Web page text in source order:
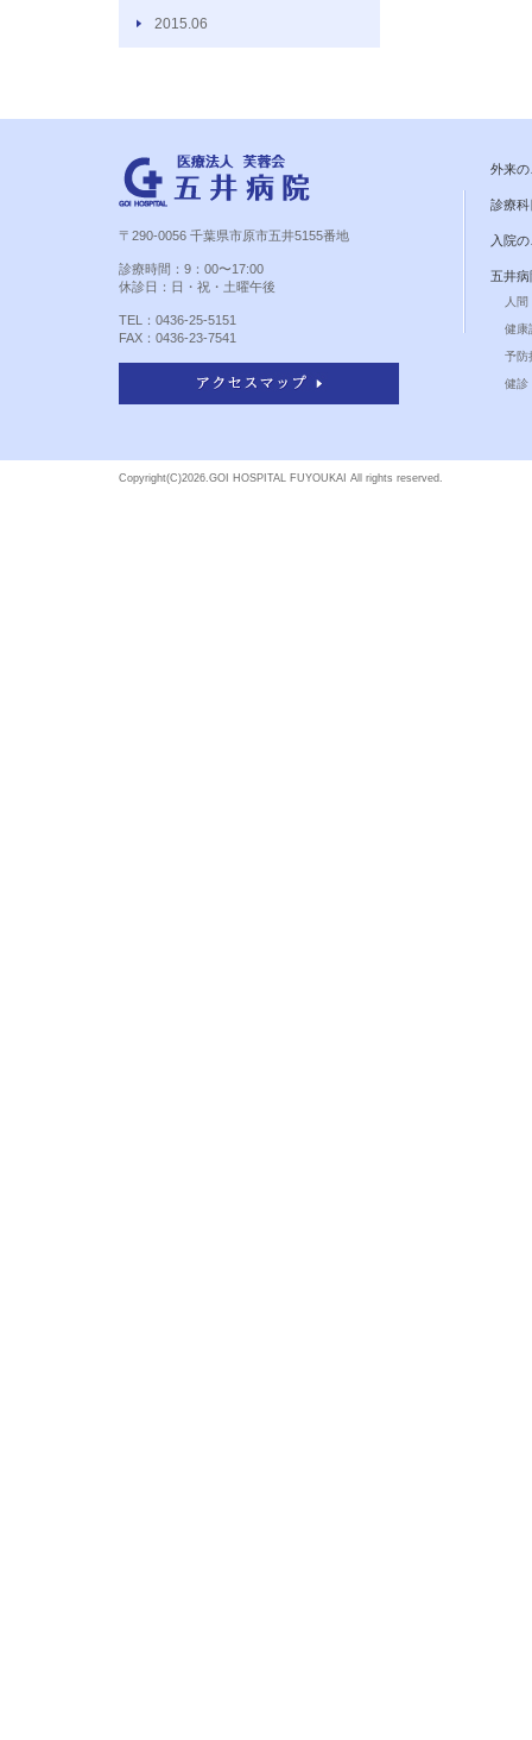
2015.06
〒290-0056 千葉県市原市五井5155番地
診療時間：9：00〜17:00
休診日：日・祝・土曜午後
TEL：0436-25-5151
FAX：0436-23-7541
外来
診療
入院
五井
人
健康
予防
健診
Copyright(C)2026.GOI HOSPITAL FUYOUKAI All rights reserved.